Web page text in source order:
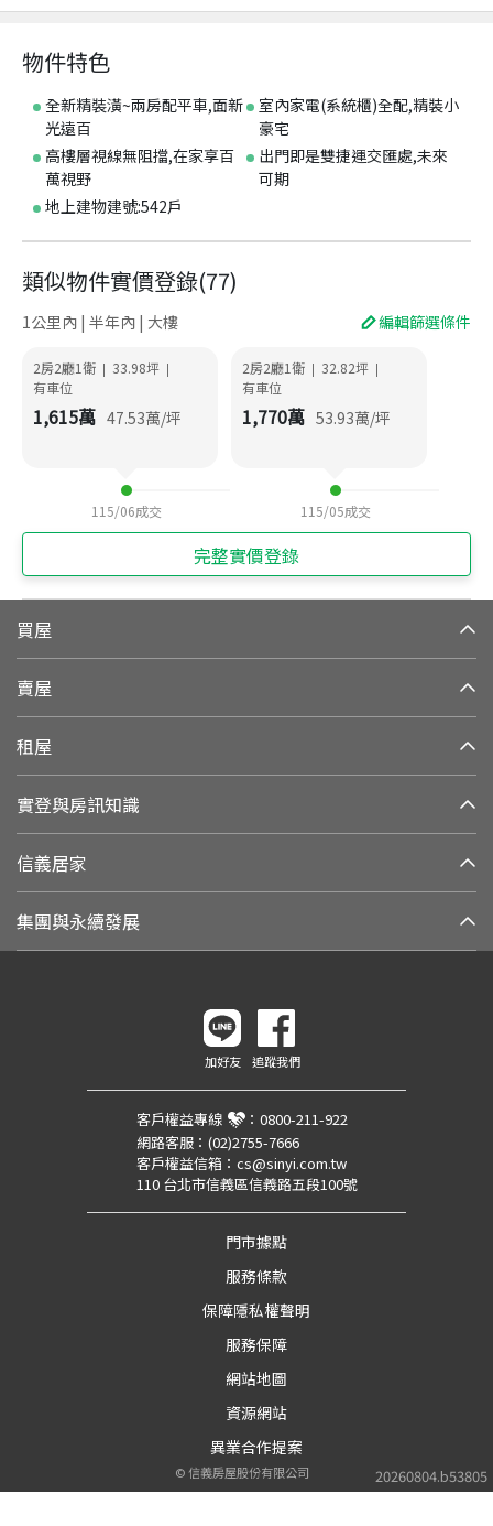
物件特色
全新精裝潢~兩房配平車,面新
光遠百
室內家電(系統櫃)全配,精裝小
豪宅
高樓層視線無阻擋,在家享百
萬視野
出門即是雙捷運交匯處,未來
可期
地上建物建號:542戶
類似物件實價登錄(77)
1公里內 | 半年內 | 大樓 編輯篩選條件
2房2廳1衛 | 33.98坪 |
有車位
1,615萬 47.53萬/坪
115/06成交
2房2廳1衛 | 32.82坪 |
有車位
1,770萬 53.93萬/坪
115/05成交
完整實價登錄
買屋
賣屋
租屋
實登與房訊知識
信義居家
集團與永續發展
20260804.b53805
加好友 追蹤我們
客戶權益專線 ： 0800-211-922
網路客服： (02)2755-7666
客戶權益信箱： cs@sinyi.com.tw
110 台北市信義區信義路五段100號
門市據點
服務條款
保障隱私權聲明
服務保障
網站地圖
資源網站
異業合作提案
©信義房屋股份有限公司